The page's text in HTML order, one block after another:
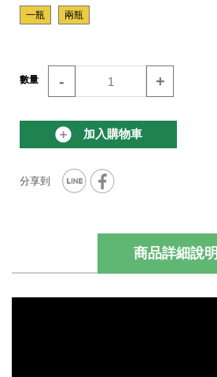
一瓶 兩瓶
數量 - +
加入購物車
商品詳細說明